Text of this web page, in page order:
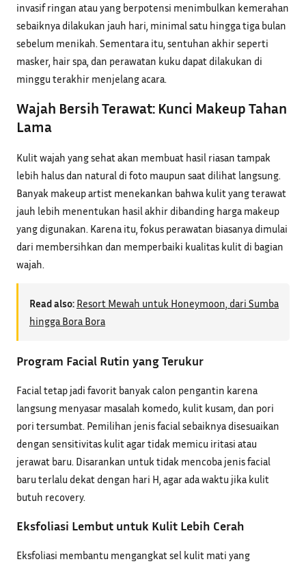
invasif ringan atau yang berpotensi menimbulkan kemerahan
sebaiknya dilakukan jauh hari, minimal satu hingga tiga bulan
sebelum menikah. Sementara itu, sentuhan akhir seperti
masker, hair spa, dan perawatan kuku dapat dilakukan di
minggu terakhir menjelang acara.
Wajah Bersih Terawat: Kunci Makeup Tahan
Lama
Kulit wajah yang sehat akan membuat hasil riasan tampak
lebih halus dan natural di foto maupun saat dilihat langsung.
Banyak makeup artist menekankan bahwa kulit yang terawat
jauh lebih menentukan hasil akhir dibanding harga makeup
yang digunakan. Karena itu, fokus perawatan biasanya dimulai
dari membersihkan dan memperbaiki kualitas kulit di bagian
wajah.
Read also: Resort Mewah untuk Honeymoon, dari Sumba
hingga Bora Bora
Program Facial Rutin yang Terukur
Facial tetap jadi favorit banyak calon pengantin karena
langsung menyasar masalah komedo, kulit kusam, dan pori
pori tersumbat. Pemilihan jenis facial sebaiknya disesuaikan
dengan sensitivitas kulit agar tidak memicu iritasi atau
jerawat baru. Disarankan untuk tidak mencoba jenis facial
baru terlalu dekat dengan hari H, agar ada waktu jika kulit
butuh recovery.
Eksfoliasi Lembut untuk Kulit Lebih Cerah
Eksfoliasi membantu mengangkat sel kulit mati yang